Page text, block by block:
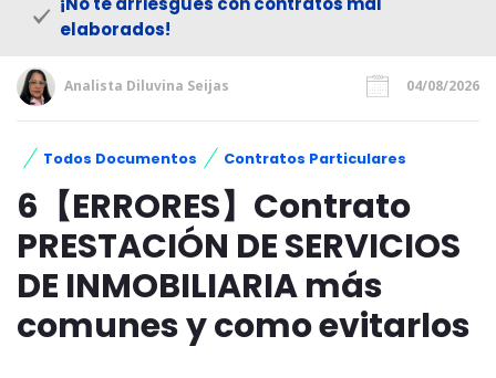
elaborados!
Analista Diluvina Seijas 04/08/2026
Todos Documentos Contratos Particulares
6【ERRORES】Contrato
PRESTACIÓN DE SERVICIOS
DE INMOBILIARIA más
comunes y como evitarlos